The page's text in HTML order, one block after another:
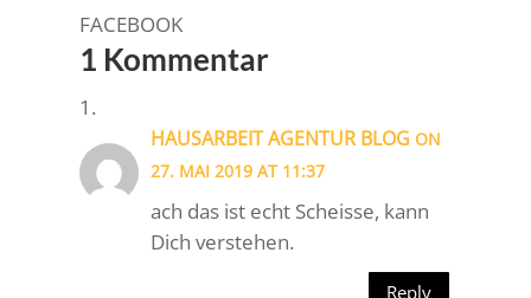
FACEBOOK
1 Kommentar
HAUSARBEIT AGENTUR BLOG ON
27. MAI 2019 AT 11:37
ach das ist echt Scheisse, kann
Dich verstehen.
Reply